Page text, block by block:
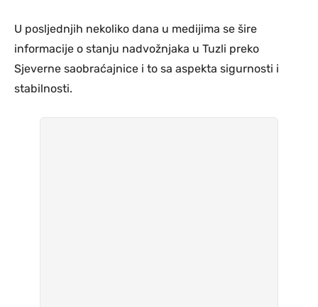
U posljednjih nekoliko dana u medijima se šire
informacije o stanju nadvožnjaka u Tuzli preko
Sjeverne saobraćajnice i to sa aspekta sigurnosti i
stabilnosti.